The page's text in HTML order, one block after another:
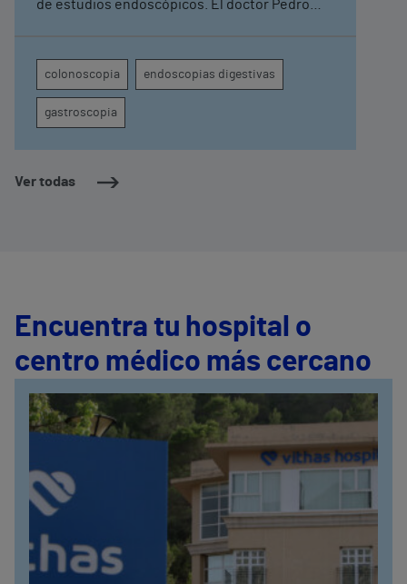
Ver todas
de estudios endoscópicos. El doctor Pedro
con la debida antelación”, pueden evitar “un
problema mayor y salvar una vida”
colonoscopia endoscopias digestivas
gastroscopia
Encuentra tu hospital o
centro médico más cercano